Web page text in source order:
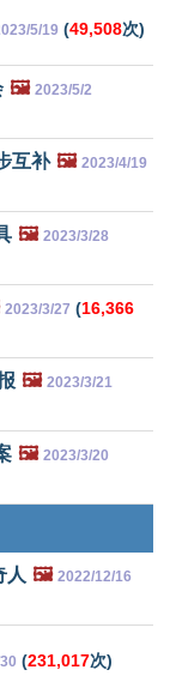
5/19 (49,508次)
🖼️ 2023/5/2
互补 🖼️ 2023/4/19
🖼️ 2023/3/28
2023/3/27 (16,366
🖼️ 2023/3/21
🖼️ 2023/3/20
人 🖼️ 2022/12/16
(231,017次)